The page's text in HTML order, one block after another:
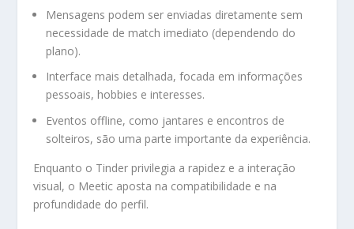
Mensagens podem ser enviadas diretamente sem
necessidade de match imediato (dependendo do
plano).
Interface mais detalhada, focada em informações
pessoais, hobbies e interesses.
Eventos offline, como jantares e encontros de
solteiros, são uma parte importante da experiência.
Enquanto o Tinder privilegia a rapidez e a interação
visual, o Meetic aposta na compatibilidade e na
profundidade do perfil.